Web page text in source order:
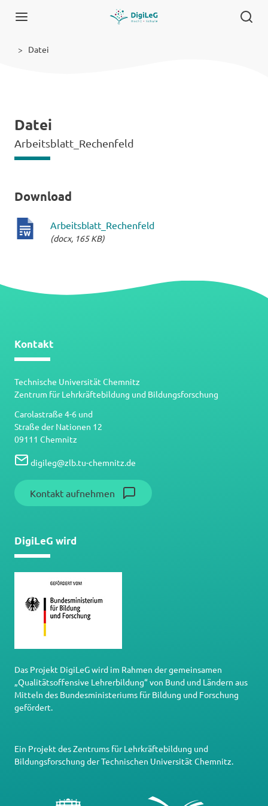
Datei
Datei
Arbeitsblatt_Rechenfeld
Download
Arbeitsblatt_Rechenfeld
(docx, 165 KB)
Kontakt
Technische Universität Chemnitz
Zentrum für Lehrkräftebildung und Bildungsforschung
Carolastraße 4-6 und
Straße der Nationen 12
09111 Chemnitz
digileg@zlb.tu-chemnitz.de
Kontakt aufnehmen
DigiLeG wird
Das Projekt DigiLeG wird im Rahmen der gemeinsamen
„Qualitätsoffensive Lehrerbildung“ von Bund und Ländern aus
Mitteln des Bundesministeriums für Bildung und Forschung
gefördert.
Ein Projekt desZentrums für Lehrkräftebildung und
Bildungsforschung derTechnischen Universität Chemnitz.